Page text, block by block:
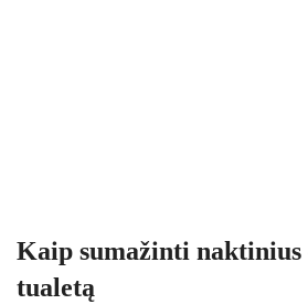
Kaip sumažinti naktinius
tualetą